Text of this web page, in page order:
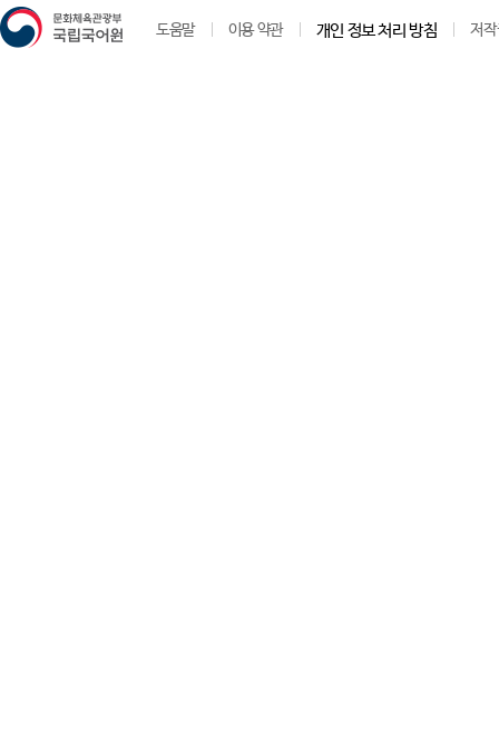
도움말 이용 약관 개인 정보 처리 방침 저